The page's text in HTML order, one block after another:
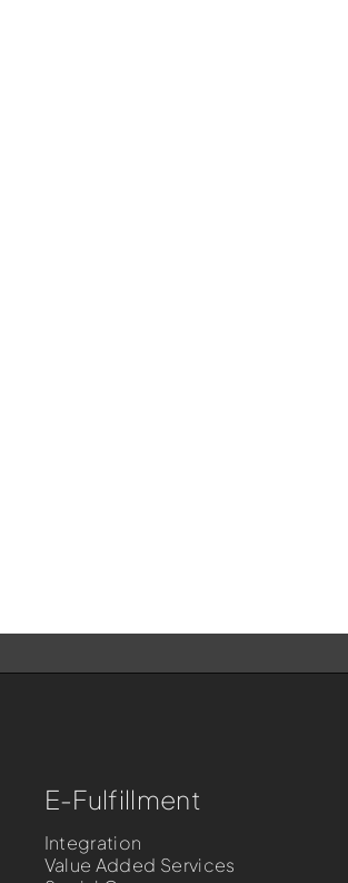
E-Fulfillment
Integration
Value Added Services